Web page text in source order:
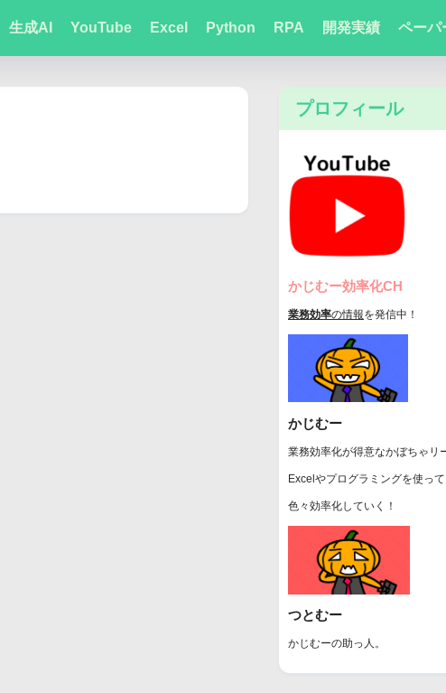
生成AI YouTube Excel Python RPA 開発実績 ペーパ
プロフィール
かじむー効率化CH
業務効率の情報を発信中！
かじむー
業務効率化が得意なかぼちゃリ
Excelやプログラミングを使って
色々効率化していく！
つとむー
かじむーの助っ人。